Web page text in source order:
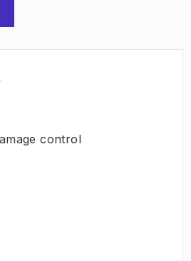
control